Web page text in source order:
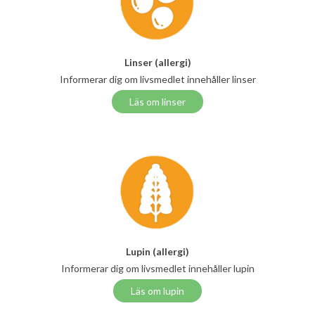
Linser (allergi)
Informerar dig om livsmedlet innehåller linser
Läs om linser
Lupin (allergi)
Informerar dig om livsmedlet innehåller lupin
Läs om lupin